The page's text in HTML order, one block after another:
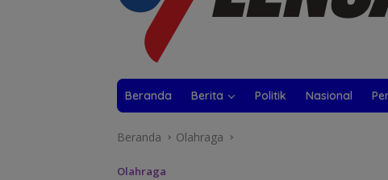
Beranda Berita Politik Nasional
Beranda Olahraga
Olahraga